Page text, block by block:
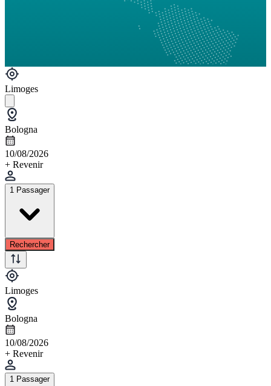
Limoges
Bologna
10/08/2026
+ Revenir
1 Passager
Rechercher
Limoges
Bologna
10/08/2026
+ Revenir
1 Passager